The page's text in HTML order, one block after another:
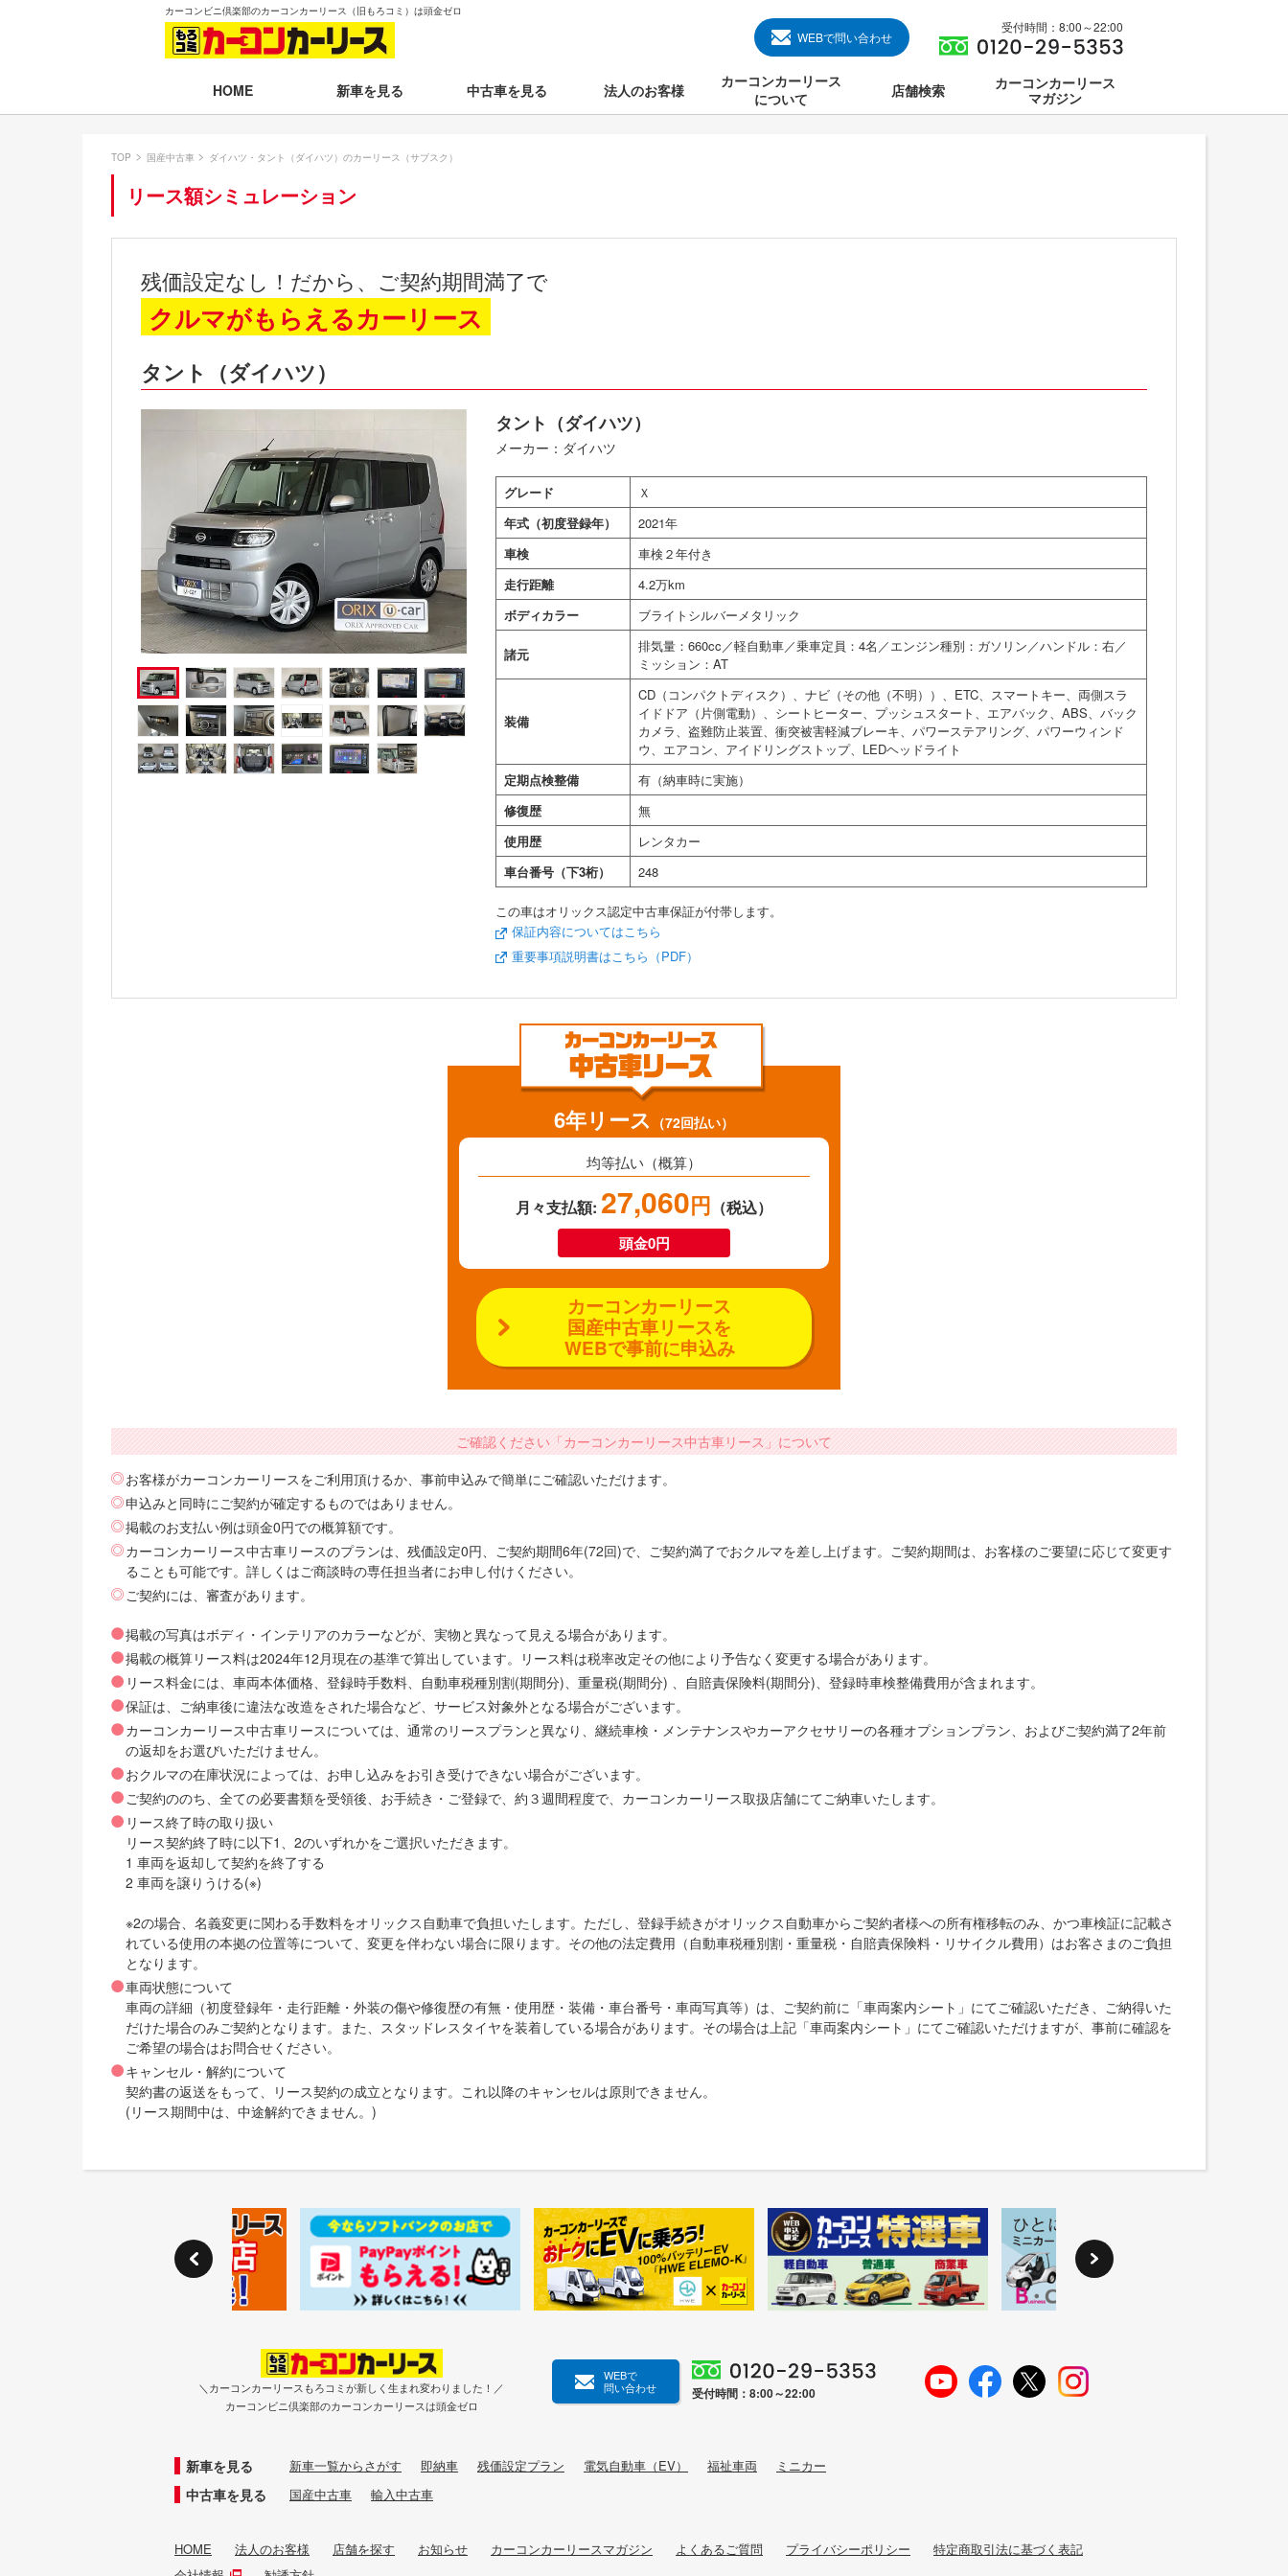
カーコンビニ倶楽部のカーコンカーリース（旧もろコミ）は頭金ゼロ
WEBで問い合わせ
受付時間：8:00～22:00
HOME 新車を見る
月々50,001円以上のクルマを見る
新車一覧から選ぶ
即納車（最短14日で納車）
残価設定プラン
電気自動車（EV）
福祉車両
ミニカー
中古車を見る 法人のお客様
カーコンカーリース
について
店舗検索
カーコンカーリース
マガジン
TOP 国産中古車 ダイハツ・タント（ダイハツ）のカーリース（サブスク）
リース額シミュレーション
残価設定なし！だから、ご契約期間満了で
クルマがもらえるカーリース
タント（ダイハツ）
タント（ダイハツ）
メーカー：ダイハツ
グレード
Ｘ
年式（初度登録年）
2021年
車検
車検２年付き
走行距離
4.2万km
ボディカラー
ブライトシルバーメタリック
諸元
排気量：660cc／軽自動車／乗車定員：4名／エンジン種別：ガソリン／ハンドル：右／
ミッション：AT
装備
CD（コンパクトディスク）、ナビ（その他（不明））、ETC、スマートキー、両側スラ
イドドア（片側電動）、シートヒーター、プッシュスタート、エアバック、ABS、バック
カメラ、盗難防止装置、衝突被害軽減ブレーキ、パワーステアリング、パワーウィンド
ウ、エアコン、アイドリングストップ、LEDヘッドライト
定期点検整備
有（納車時に実施）
修復歴
無
使用歴
レンタカー
車台番号（下3桁）
248
この車はオリックス認定中古車保証が付帯します。
保証内容についてはこちら
重要事項説明書はこちら（PDF）
6年リース （72回払い）
均等払い（概算）
月々支払額: 27,060円 （税込）
頭金0円
カーコンカーリース
国産中古車リースを
WEBで事前に申込み
ご確認ください「カーコンカーリース中古車リース」について
お客様がカーコンカーリースをご利用頂けるか、事前申込みで簡単にご確認いただけます。
申込みと同時にご契約が確定するものではありません。
掲載のお支払い例は頭金0円での概算額です。
カーコンカーリース中古車リースのプランは、残価設定0円、ご契約期間6年(72回)で、ご契約満了でおクルマを差し上げます。ご契約期間は、お客様のご要望に応じて変更す
ることも可能です。詳しくはご商談時の専任担当者にお申し付けください。
ご契約には、審査があります。
掲載の写真はボディ・インテリアのカラーなどが、実物と異なって見える場合があります。
掲載の概算リース料は2024年12月現在の基準で算出しています。リース料は税率改定その他により予告なく変更する場合があります。
リース料金には、車両本体価格、登録時手数料、自動車税種別割(期間分)、重量税(期間分) 、自賠責保険料(期間分)、登録時車検整備費用が含まれます。
保証は、ご納車後に違法な改造をされた場合など、サービス対象外となる場合がございます。
カーコンカーリース中古車リースについては、通常のリースプランと異なり、継続車検・メンテナンスやカーアクセサリーの各種オプションプラン、およびご契約満了2年前
の返却をお選びいただけません。
おクルマの在庫状況によっては、お申し込みをお引き受けできない場合がございます。
ご契約ののち、全ての必要書類を受領後、お手続き・ご登録で、約３週間程度で、カーコンカーリース取扱店舗にてご納車いたします。
リース終了時の取り扱い
リース契約終了時に以下1、2のいずれかをご選択いただきます。
1 車両を返却して契約を終了する
2 車両を譲りうける(※)
※2の場合、名義変更に関わる手数料をオリックス自動車で負担いたします。ただし、登録手続きがオリックス自動車からご契約者様への所有権移転のみ、かつ車検証に記載さ
れている使用の本拠の位置等について、変更を伴わない場合に限ります。その他の法定費用（自動車税種別割・重量税・自賠責保険料・リサイクル費用）はお客さまのご負担
となります。
車両状態について
車両の詳細（初度登録年・走行距離・外装の傷や修復歴の有無・使用歴・装備・車台番号・車両写真等）は、ご契約前に「車両案内シート」にてご確認いただき、ご納得いた
だけた場合のみご契約となります。また、スタッドレスタイヤを装着している場合があります。その場合は上記「車両案内シート」にてご確認いただけますが、事前に確認を
ご希望の場合はお問合せください。
キャンセル・解約について
契約書の返送をもって、リース契約の成立となります。これ以降のキャンセルは原則できません。
(リース期間中は、中途解約できません。)
＼カーコンカーリースもろコミが新しく生まれ変わりました！／
カーコンビニ倶楽部のカーコンカーリースは頭金ゼロ
WEBで
問い合わせ
受付時間：8:00～22:00
新車を見る 新車一覧からさがす 即納車 残価設定プラン 電気自動車（EV） 福祉車両 ミニカー
中古車を見る 国産中古車 輸入中古車
HOME 法人のお客様 店舗を探す お知らせ カーコンカーリースマガジン よくあるご質問 プライバシーポリシー
特定商取引法に基づく表記